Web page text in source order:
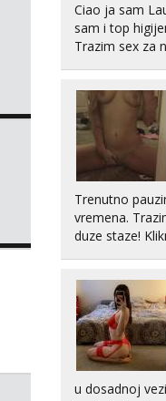
Tel:
Tel:
Tel:
Ciao ja sam
sam i top
Trazim sex za nagradu Radim
Trenutno
vremena.
duze staze! Klikni na link ispod i nadji me tamo,
u dosadnoj